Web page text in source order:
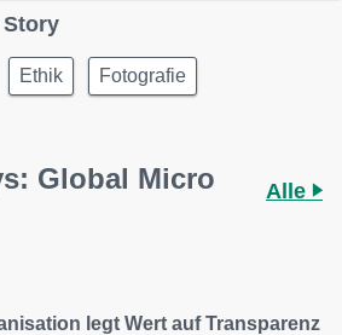
Ethik Fotografie
Global Micro
Alle
legt Wert auf Transparenz